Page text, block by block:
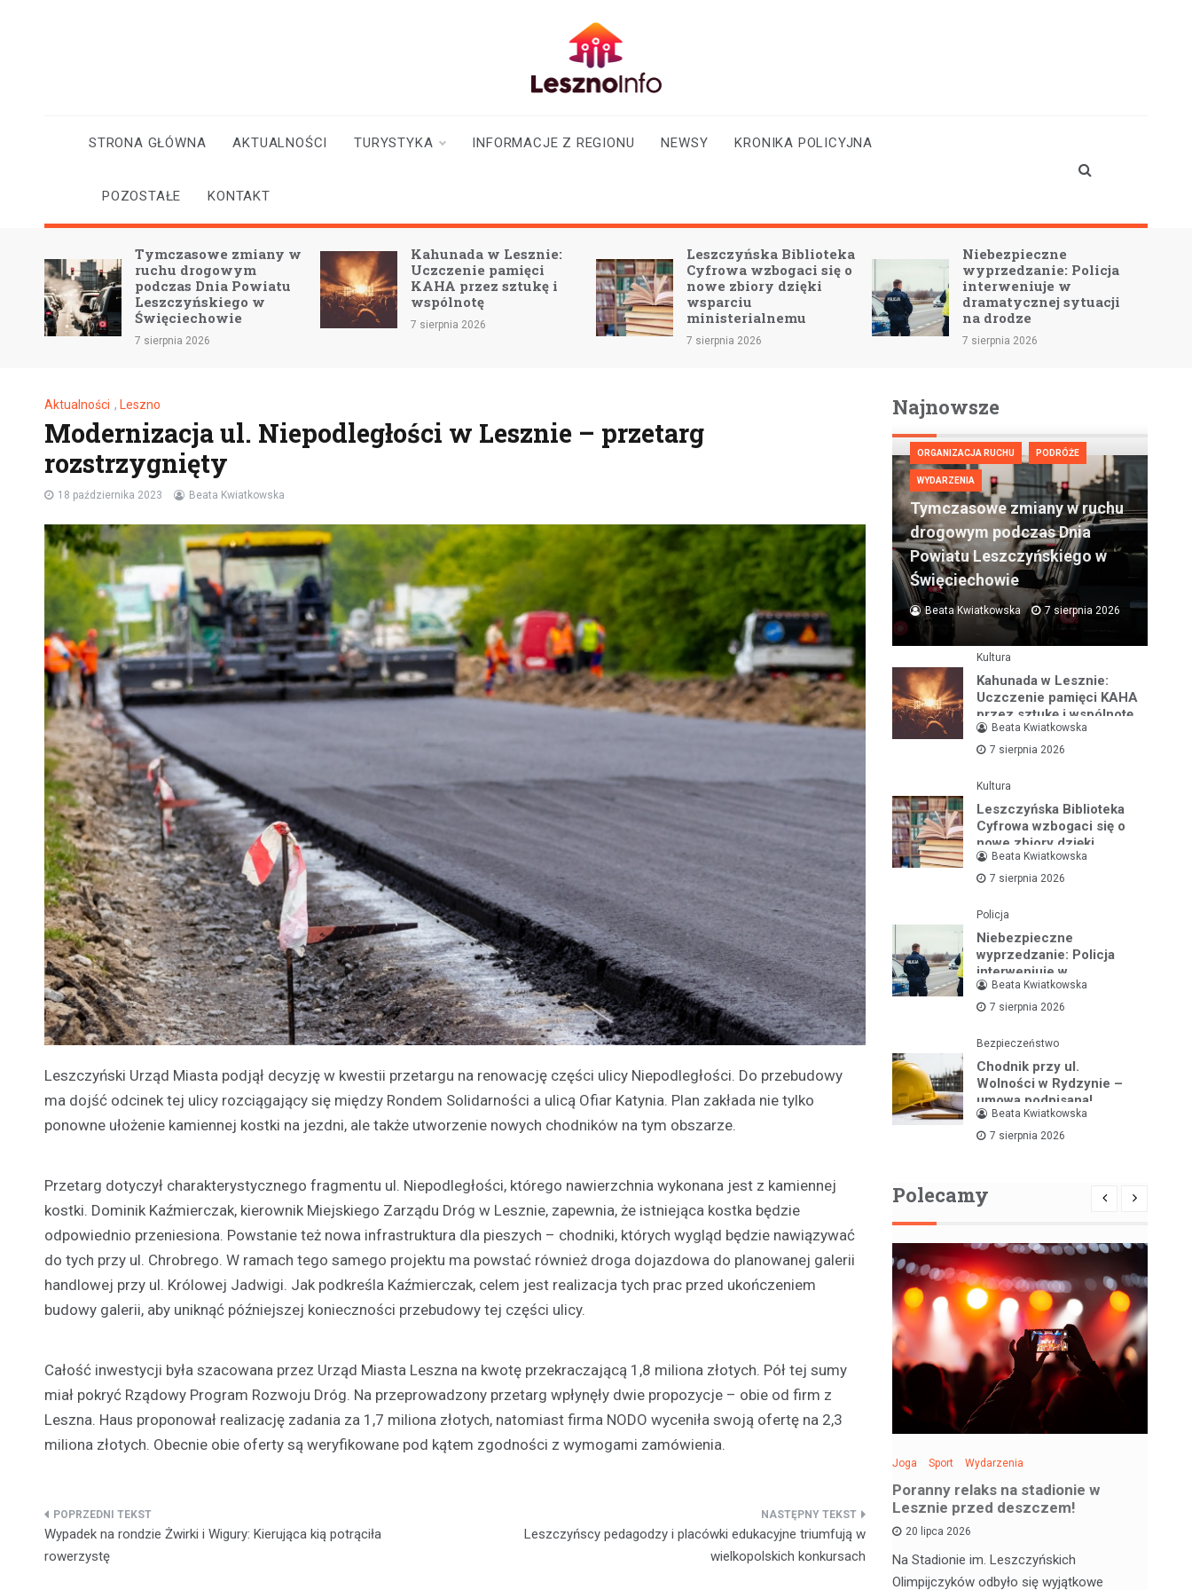
aktualności
STRONA GŁÓWNA AKTUALNOŚCI TURYSTYKA INFORMACJE Z REGIONU NEWSY KRONIKA POLICYJNA
POZOSTAŁE KONTAKT
Tymczasowe zmiany w
ruchu drogowym
podczas Dnia Powiatu
Leszczyńskiego w
Święciechowie
7 sierpnia 2026
Kahunada w Lesznie:
Uczczenie pamięci
KAHA przez sztukę i
wspólnotę
7 sierpnia 2026
Leszczyńska Biblioteka
Cyfrowa wzbogaci się o
nowe zbiory dzięki
wsparciu
ministerialnemu
7 sierpnia 2026
Niebezpieczne
wyprzedzanie: Policja
interweniuje w
dramatycznej sytuacji
na drodze
7 sierpnia 2026
Aktualności , Leszno
Modernizacja ul. Niepodległości w Lesznie – przetarg
rozstrzygnięty
18 października 2023 Beata Kwiatkowska
Leszczyński Urząd Miasta podjął decyzję w kwestii przetargu na renowację części ulicy Niepodległości. Do przebudowy
ma dojść odcinek tej ulicy rozciągający się między Rondem Solidarności a ulicą Ofiar Katynia. Plan zakłada nie tylko
ponowne ułożenie kamiennej kostki na jezdni, ale także utworzenie nowych chodników na tym obszarze.
Przetarg dotyczył charakterystycznego fragmentu ul. Niepodległości, którego nawierzchnia wykonana jest z kamiennej
kostki. Dominik Kaźmierczak, kierownik Miejskiego Zarządu Dróg w Lesznie, zapewnia, że istniejąca kostka będzie
odpowiednio przeniesiona. Powstanie też nowa infrastruktura dla pieszych – chodniki, których wygląd będzie nawiązywać
do tych przy ul. Chrobrego. W ramach tego samego projektu ma powstać również droga dojazdowa do planowanej galerii
handlowej przy ul. Królowej Jadwigi. Jak podkreśla Kaźmierczak, celem jest realizacja tych prac przed ukończeniem
budowy galerii, aby uniknąć późniejszej konieczności przebudowy tej części ulicy.
Całość inwestycji była szacowana przez Urząd Miasta Leszna na kwotę przekraczającą 1,8 miliona złotych. Pół tej sumy
miał pokryć Rządowy Program Rozwoju Dróg. Na przeprowadzony przetarg wpłynęły dwie propozycje – obie od firm z
Leszna. Haus proponował realizację zadania za 1,7 miliona złotych, natomiast firma NODO wyceniła swoją ofertę na 2,3
miliona złotych. Obecnie obie oferty są weryfikowane pod kątem zgodności z wymogami zamówienia.
Nawigacja
wpisu
Wypadek na rondzie Żwirki i Wigury: Kierująca kią potrąciła
rowerzystę
Leszczyńscy pedagodzy i placówki edukacyjne triumfują w
wielkopolskich konkursach
Najnowsze
ORGANIZACJA RUCHU PODRÓŻE
WYDARZENIA
Tymczasowe zmiany w ruchu
drogowym podczas Dnia
Powiatu Leszczyńskiego w
Święciechowie
Beata Kwiatkowska 7 sierpnia 2026
Kultura
Kahunada w Lesznie:
Uczczenie pamięci KAHA
przez sztukę i wspólnotę
Beata Kwiatkowska
7 sierpnia 2026
Kultura
Leszczyńska Biblioteka
Cyfrowa wzbogaci się o
nowe zbiory dzięki
wsparciu ministerialnemu
Beata Kwiatkowska
7 sierpnia 2026
Policja
Niebezpieczne
wyprzedzanie: Policja
interweniuje w
dramatycznej sytuacji na
drodze
Beata Kwiatkowska
7 sierpnia 2026
Bezpieczeństwo
Chodnik przy ul.
Wolności w Rydzynie –
umowa podpisana!
Beata Kwiatkowska
7 sierpnia 2026
Polecamy
deski na Skateplazie już w sobotę!
18 czerwca 2026
Już niedługo miłośnicy jazdy na deskorolce
Joga Sport Wydarzenia
Poranny relaks na stadionie w
Lesznie przed deszczem!
20 lipca 2026
Na Stadionie im. Leszczyńskich
Olimpijczyków odbyło się wyjątkowe